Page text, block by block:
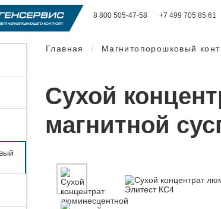
8 800 505-47-58 +7 499 705 85 61
Главная Магнитопорошковый
Сухой
магнитной